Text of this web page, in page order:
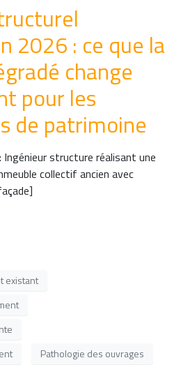
2026 : ce que la
change
pour les
de patrimoine
Ingénieur structure réalisant une
collectif ancien avec
existant
Pathologie des ouvrages